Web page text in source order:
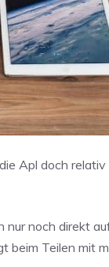
Apl doch
noch direkt
Teilen mit